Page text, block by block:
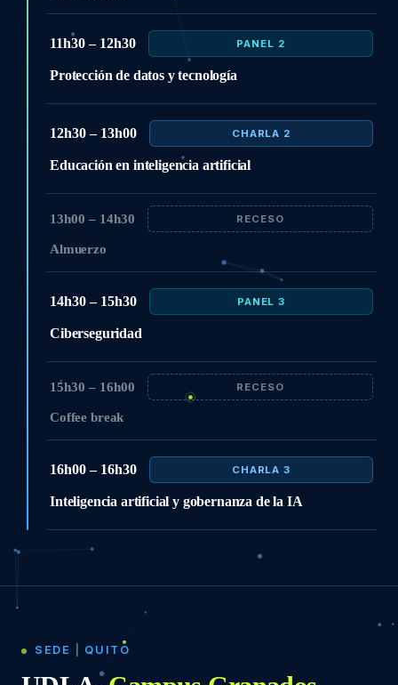
11h30 – 12h30 PANEL 2
Protección de datos y tecnología
12h30 – 13h00 CHARLA 2
Educación en inteligencia artificial
13h00 – 14h30 RECESO
Almuerzo
14h30 – 15h30 PANEL 3
Ciberseguridad
15h30 – 16h00 RECESO
Coffee break
16h00 – 16h30 CHARLA 3
Inteligencia artificial y gobernanza de la IA
SEDE QUITO